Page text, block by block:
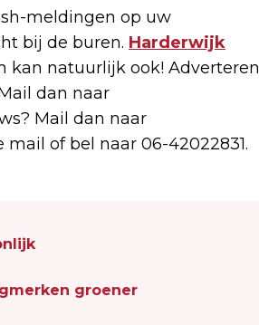
meldingen op uw
bij de buren. Harderwijk
kan natuurlijk ook! Adverteren
dan naar
Mail dan naar
of bel naar 06-42022831.
groener